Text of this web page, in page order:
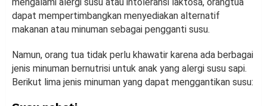
mengalami alergi susu atau intoleransi laktosa, orangtua
dapat mempertimbangkan menyediakan alternatif
makanan atau minuman sebagai pengganti susu.
Namun, orang tua tidak perlu khawatir karena ada berbagai
jenis minuman bernutrisi untuk anak yang alergi susu sapi.
Berikut lima jenis minuman yang dapat menggantikan susu: